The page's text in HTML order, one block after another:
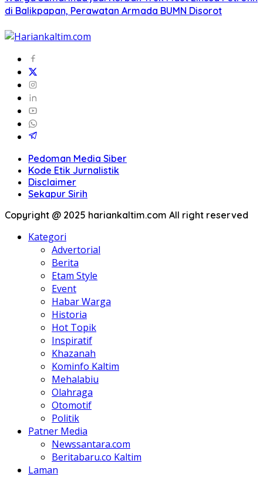
di Balikpapan, Perawatan Armada BUMN Disorot
Pedoman Media Siber
Kode Etik Jurnalistik
Disclaimer
Sekapur Sirih
Copyright @ 2025 hariankaltim.com All right reserved
Kategori
Advertorial
Berita
Etam Style
Event
Habar Warga
Historia
Hot Topik
Inspiratif
Khazanah
Kominfo Kaltim
Mehalabiu
Olahraga
Otomotif
Politik
Patner Media
Newssantara.com
Beritabaru.co Kaltim
Laman